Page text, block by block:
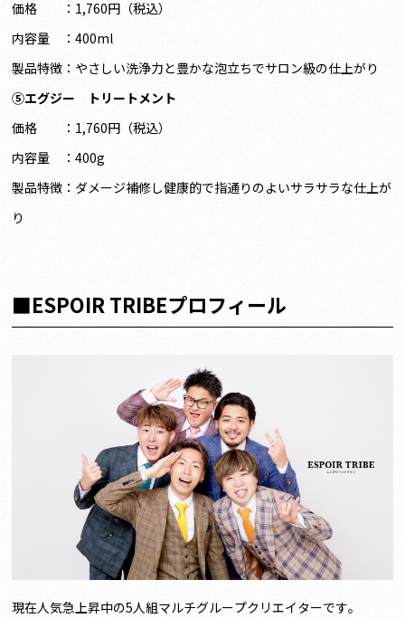
価格 ：1,760円（税込）
内容量 ：400ml
製品特徴：やさしい洗浄力と豊かな泡立ちでサロン級の仕上がり
⑤エグジー トリートメント
価格 ：1,760円（税込）
内容量 ：400g
製品特徴：ダメージ補修し健康的で指通りのよいサラサラな仕上が
り
■ESPOIR TRIBEプロフィール
現在人気急上昇中の5人組マルチグループクリエイターです。